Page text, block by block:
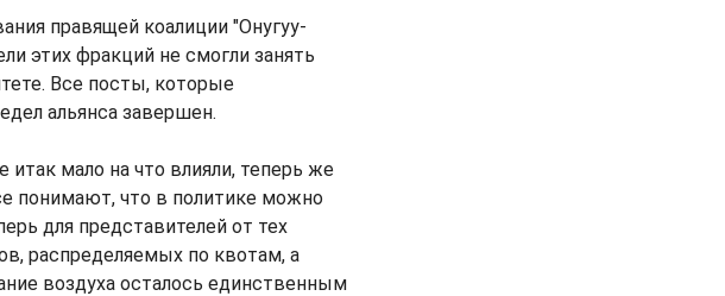
правящей коалиции "Онугуу-
этих фракций не смогли занять
Все посты, которые
альянса завершен.
мало на что влияли, теперь же
понимают, что в политике можно
для представителей от тех
распределяемых по квотам, а
воздуха осталось единственным